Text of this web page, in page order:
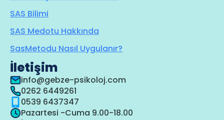
SAS Bilimi
SAS Medotu Hakkında
SasMetodu Nasıl Uygulanır?
İletişim
info@gebze-psikoloj.com
0262 6449261
0539 6437347
Pazartesi -Cuma 9.00-18.00